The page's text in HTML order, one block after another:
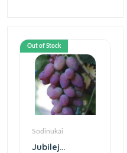
Out of Stock
Sodinukai
Jubilej